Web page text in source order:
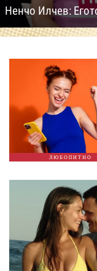
Ненчо Илчев:
ЛЮБОПИТНО